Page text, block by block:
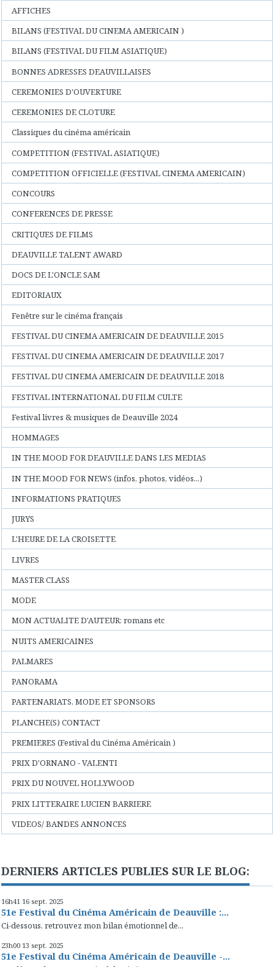
AFFICHES
BILANS (FESTIVAL DU CINEMA AMERICAIN )
BILANS (FESTIVAL DU FILM ASIATIQUE)
BONNES ADRESSES DEAUVILLAISES
CEREMONIES D'OUVERTURE
CEREMONIES DE CLOTURE
Classiques du cinéma américain
COMPETITION (FESTIVAL ASIATIQUE)
COMPETITION OFFICIELLE (FESTIVAL CINEMA AMERICAIN)
CONCOURS
CONFERENCES DE PRESSE
CRITIQUES DE FILMS
DEAUVILLE TALENT AWARD
DOCS DE L'ONCLE SAM
EDITORIAUX
Fenêtre sur le cinéma français
FESTIVAL DU CINEMA AMERICAIN DE DEAUVILLE 2015
FESTIVAL DU CINEMA AMERICAIN DE DEAUVILLE 2017
FESTIVAL DU CINEMA AMERICAIN DE DEAUVILLE 2018
FESTIVAL INTERNATIONAL DU FILM CULTE
Festival livres & musiques de Deauville 2024
HOMMAGES
IN THE MOOD FOR DEAUVILLE DANS LES MEDIAS
IN THE MOOD FOR NEWS (infos, photos, vidéos...)
INFORMATIONS PRATIQUES
JURYS
L'HEURE DE LA CROISETTE
LIVRES
MASTER CLASS
MODE
MON ACTUALITE D'AUTEUR: romans etc
NUITS AMERICAINES
PALMARES
PANORAMA
PARTENARIATS, MODE ET SPONSORS
PLANCHE(S) CONTACT
PREMIERES (Festival du Cinéma Américain )
PRIX D'ORNANO - VALENTI
PRIX DU NOUVEL HOLLYWOOD
PRIX LITTERAIRE LUCIEN BARRIERE
VIDEOS/ BANDES ANNONCES
DERNIERS ARTICLES PUBLIES SUR LE BLOG:
16h41 16 sept. 2025
51e Festival du Cinéma Américain de Deauville :...
Ci-dessous, retrouvez mon bilan émotionnel de...
23h00 13 sept. 2025
51e Festival du Cinéma Américain de Deauville -...